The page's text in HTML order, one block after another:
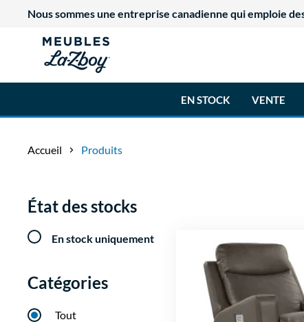
Nous sommes une entreprise canadienne qui emploie
EN STOCK VENTE
Accueil Produits
État des stocks
En stock uniquement
Catégories
Tout